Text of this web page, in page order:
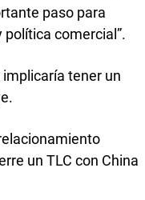
paso para
comercial”.
tener un
un TLC con China